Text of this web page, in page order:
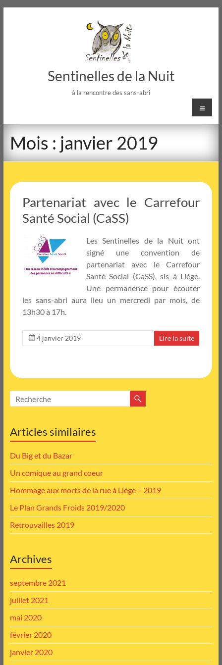
Sentinelles de la Nuit
à la rencontre des sans-abri
Mois : janvier 2019
Partenariat avec le Carrefour
Santé Social (CaSS)
Les Sentinelles de la Nuit ont
signé une convention de
partenariat avec le Carrefour
Santé Social (CaSS), sis à Liège.
Une permanence pour écouter
les sans-abri aura lieu un mercredi par mois, de
13h30 à 17h.
4 janvier 2019 Lire la suite
Articles similaires
Du Big et du Bazar
Un comique au grand coeur
Hommage aux morts de la rue à Liège – 2019
Le Plan Grands Froids 2019/2020
Retrouvailles 2019
Archives
septembre 2021
juillet 2021
mai 2020
février 2020
janvier 2020